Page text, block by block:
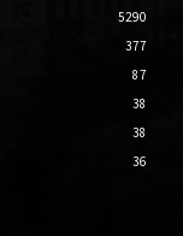
5290
377
87
38
38
36